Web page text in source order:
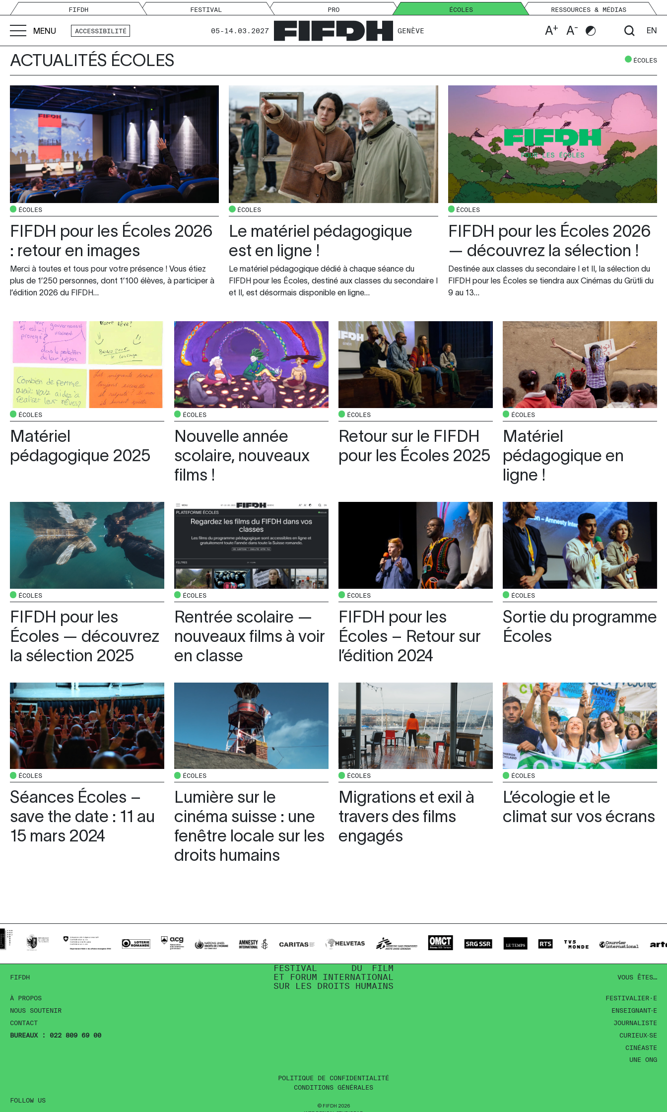
FIFDH FESTIVAL PRO ÉCOLES RESSOURCES & MÉDIAS
MENU ACCESSIBILITÉ 05-14.03.2027 GENÈVE A+ A- EN
ACTUALITÉS ÉCOLES ÉCOLES
ÉCOLES
FIFDH pour les Écoles 2026
: retour en images
Merci à toutes et tous pour votre présence ! Vous étiez
plus de 1’250 personnes, dont 1’100 élèves, à participer à
l’édition 2026 du FIFDH…
ÉCOLES
Le matériel pédagogique
est en ligne !
Le matériel pédagogique dédié à chaque séance du
FIFDH pour les Écoles, destiné aux classes du secondaire I
et II, est désormais disponible en ligne…
ÉCOLES
FIFDH pour les Écoles 2026
— découvrez la sélection !
Destinée aux classes du secondaire I et II, la sélection du
FIFDH pour les Écoles se tiendra aux Cinémas du Grütli du
9 au 13…
ÉCOLES
Matériel
pédagogique 2025
ÉCOLES
Nouvelle année
scolaire, nouveaux
films !
ÉCOLES
Retour sur le FIFDH
pour les Écoles 2025
ÉCOLES
Matériel
pédagogique en
ligne !
ÉCOLES
FIFDH pour les
Écoles — découvrez
la sélection 2025
ÉCOLES
Rentrée scolaire —
nouveaux films à voir
en classe
ÉCOLES
FIFDH pour les
Écoles – Retour sur
l’édition 2024
ÉCOLES
Sortie du programme
Écoles
ÉCOLES
Séances Écoles –
save the date : 11 au
15 mars 2024
ÉCOLES
Lumière sur le
cinéma suisse : une
fenêtre locale sur les
droits humains
ÉCOLES
Migrations et exil à
travers des films
engagés
ÉCOLES
L’écologie et le
climat sur vos écrans
FIFDH
À PROPOS
NOUS SOUTENIR
CONTACT
BUREAUX : 022 809 69 00
FOLLOW US
FESTIVAL DU
FILM
ET
FORUM
INTERNATIONAL
SUR
LES DROITS HUMAINS
POLITIQUE DE CONFIDENTIALITÉ
CONDITIONS GÉNÉRALES
© FIFDH 2026
VOUS ÊTES…
FESTIVALIER·E
ENSEIGNANT‧E
JOURNALISTE
CURIEUX‧SE
CINÉASTE
UNE ONG